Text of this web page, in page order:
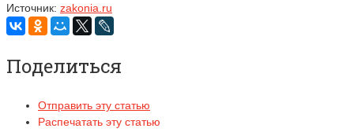
Источник: zakonia.ru
Поделиться
Отправить эту статью
Распечатать эту статью